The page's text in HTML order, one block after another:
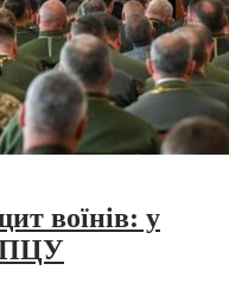
воїнів: у
ПЦУ